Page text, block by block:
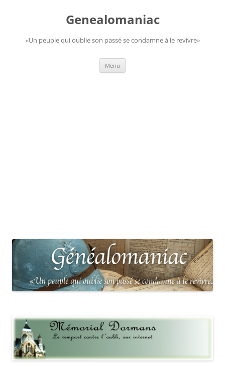
Genealomaniac
«Un peuple qui oublie son passé se condamne à le revivre»
Menu